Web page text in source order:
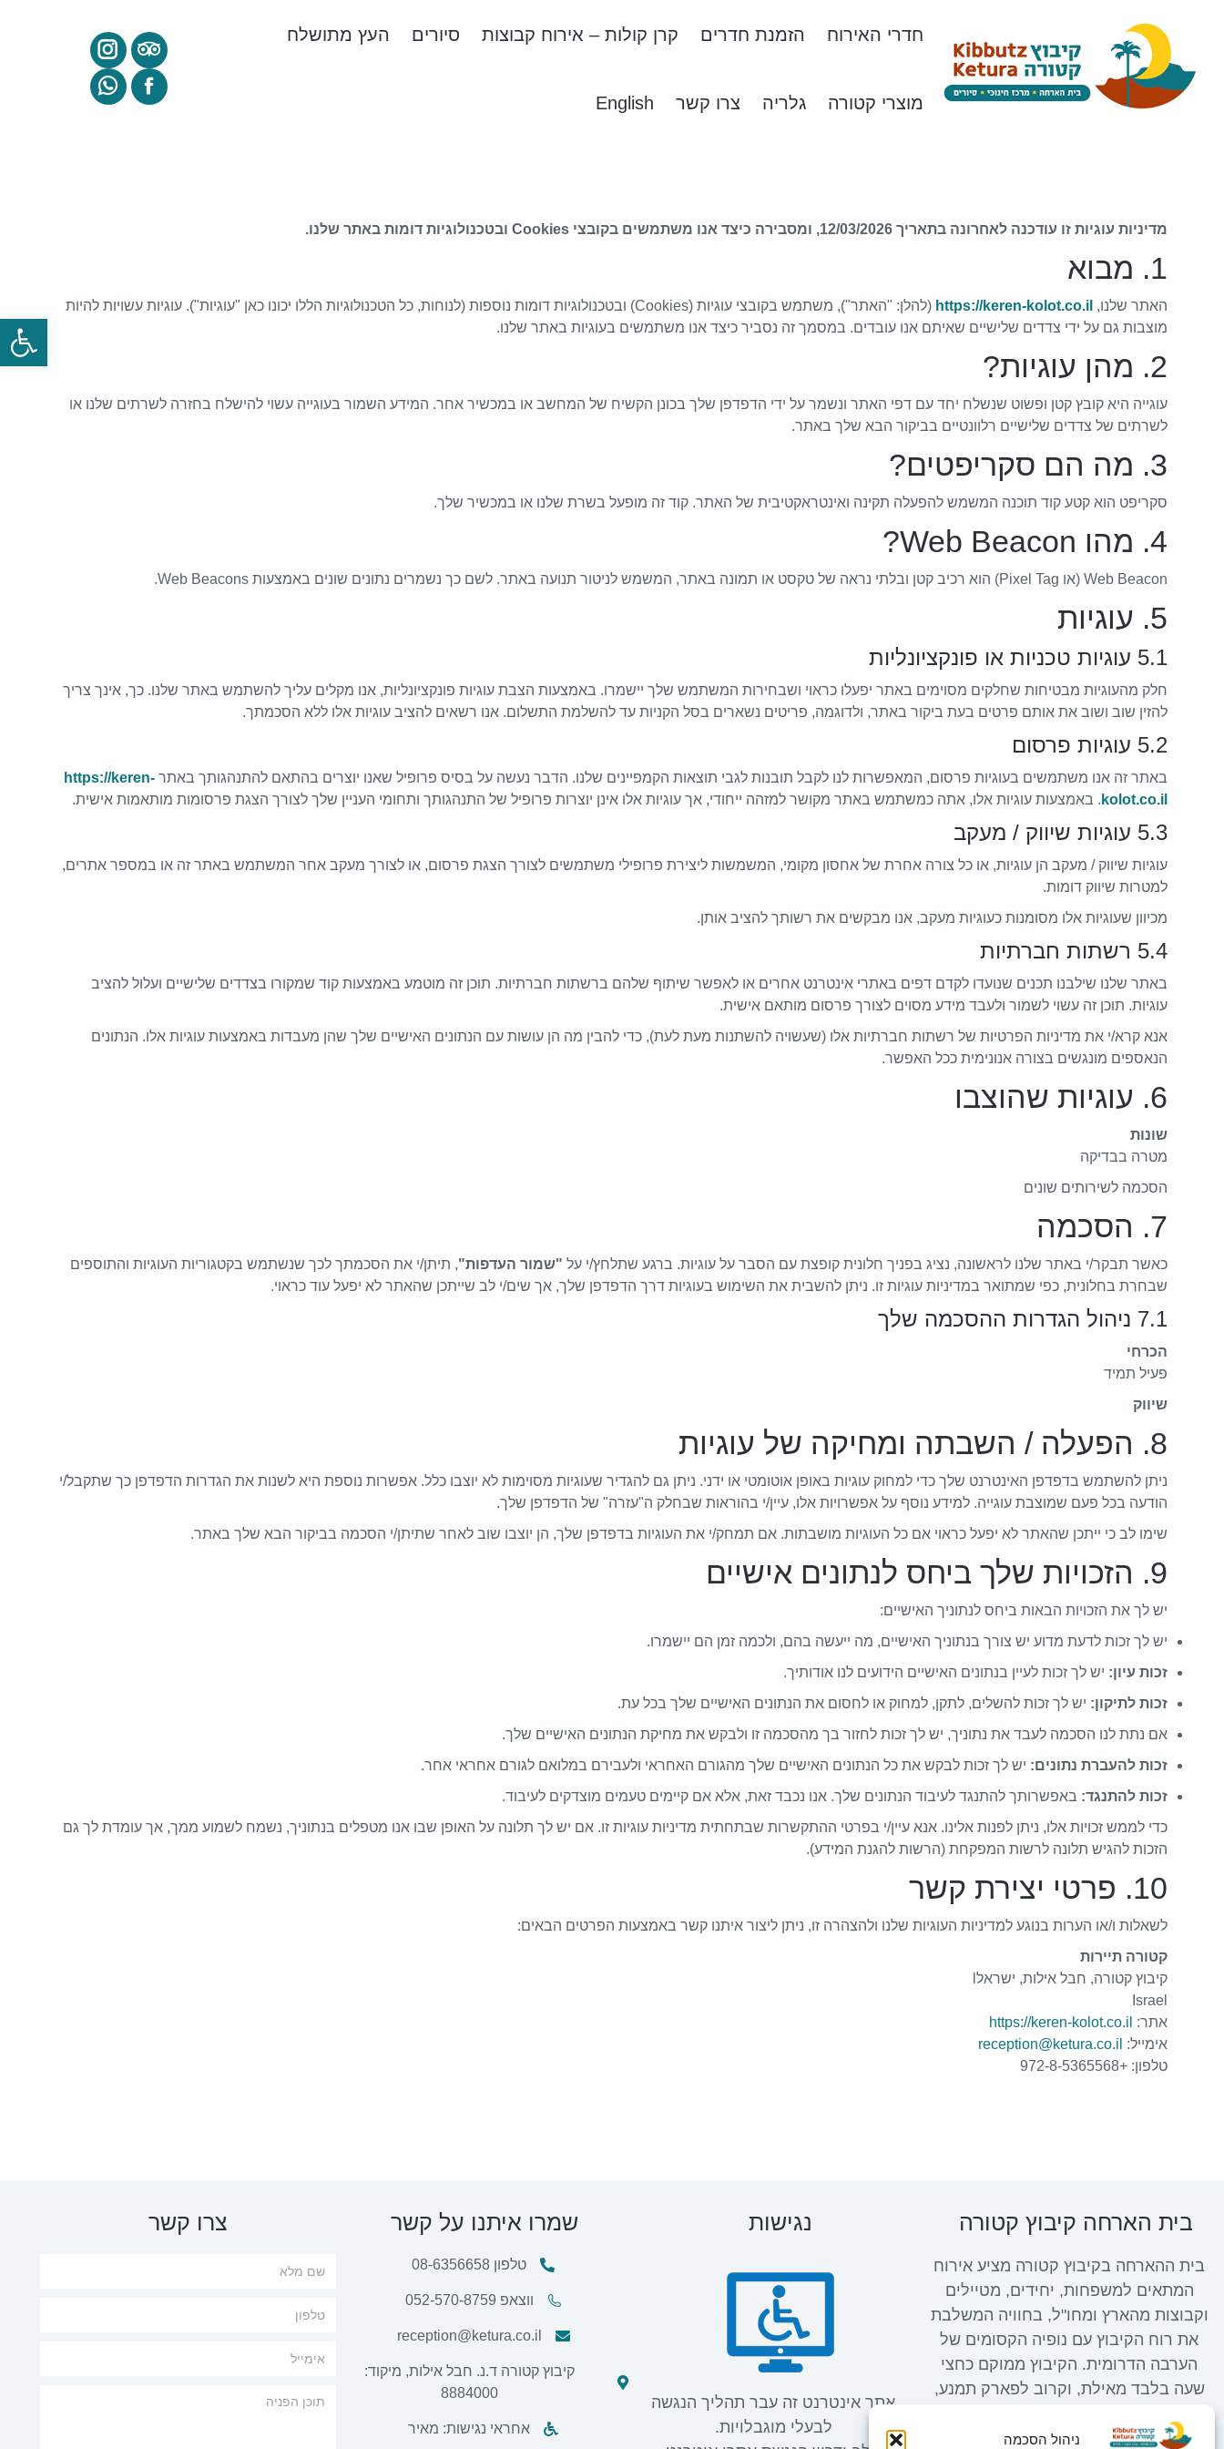
ניהול הסכמה
חדרי האירוח הזמנת חדרים קרן קולות – אירוח קבוצות סיורים העץ מתושלח
מוצרי קטורה גלריה צרו קשר English
מדיניות עוגיות זו עודכנה לאחרונה בתאריך 12/03/2026, ומסבירה כיצד אנו משתמשים בקובצי Cookies ובטכנולוגיות דומות באתר שלנו.
1. מבוא
האתר שלנו, https://keren-kolot.co.il
(להלן: "האתר"), משתמש בקובצי עוגיות (Cookies) ובטכנולוגיות דומות נוספות (לנוחות, כל הטכנולוגיות הללו יכונו כאן "עוגיות"). עוגיות עשויות להיות
מוצבות גם על ידי צדדים שלישיים שאיתם אנו עובדים. במסמך זה נסביר כיצד אנו משתמשים בעוגיות באתר שלנו.
2. מהן עוגיות?
עוגייה היא קובץ קטן ופשוט שנשלח יחד עם דפי האתר ונשמר על ידי הדפדפן שלך בכונן הקשיח של המחשב או במכשיר אחר. המידע השמור בעוגייה עשוי להישלח בחזרה לשרתים שלנו או
לשרתים של צדדים שלישיים רלוונטיים בביקור הבא שלך באתר.
3. מה הם סקריפטים?
סקריפט הוא קטע קוד תוכנה המשמש להפעלה תקינה ואינטראקטיבית של האתר. קוד זה מופעל בשרת שלנו או במכשיר שלך.
4. מהו Web Beacon?
Web Beacon (או Pixel Tag) הוא רכיב קטן ובלתי נראה של טקסט או תמונה באתר, המשמש לניטור תנועה באתר. לשם כך נשמרים נתונים שונים באמצעות Web Beacons.
5. עוגיות
5.1 עוגיות טכניות או פונקציונליות
חלק מהעוגיות מבטיחות שחלקים מסוימים באתר יפעלו כראוי ושבחירות המשתמש שלך יישמרו. באמצעות הצבת עוגיות פונקציונליות, אנו מקלים עליך להשתמש באתר שלנו. כך, אינך צריך
להזין שוב ושוב את אותם פרטים בעת ביקור באתר, ולדוגמה, פריטים נשארים בסל הקניות עד להשלמת התשלום. אנו רשאים להציב עוגיות אלו ללא הסכמתך.
5.2 עוגיות פרסום
באתר זה אנו משתמשים בעוגיות פרסום, המאפשרות לנו לקבל תובנות לגבי תוצאות הקמפיינים שלנו. הדבר נעשה על בסיס פרופיל שאנו יוצרים בהתאם להתנהגותך באתר https://keren-
kolot.co.il . באמצעות עוגיות אלו, אתה כמשתמש באתר מקושר למזהה ייחודי, אך עוגיות אלו אינן יוצרות פרופיל של התנהגותך ותחומי העניין שלך לצורך הצגת פרסומות מותאמות אישית.
5.3 עוגיות שיווק / מעקב
עוגיות שיווק / מעקב הן עוגיות, או כל צורה אחרת של אחסון מקומי, המשמשות ליצירת פרופילי משתמשים לצורך הצגת פרסום, או לצורך מעקב אחר המשתמש באתר זה או במספר אתרים,
למטרות שיווק דומות.
מכיוון שעוגיות אלו מסומנות כעוגיות מעקב, אנו מבקשים את רשותך להציב אותן.
5.4 רשתות חברתיות
באתר שלנו שילבנו תכנים שנועדו לקדם דפים באתרי אינטרנט אחרים או לאפשר שיתוף שלהם ברשתות חברתיות. תוכן זה מוטמע באמצעות קוד שמקורו בצדדים שלישיים ועלול להציב
עוגיות. תוכן זה עשוי לשמור ולעבד מידע מסוים לצורך פרסום מותאם אישית.
אנא קרא/י את מדיניות הפרטיות של רשתות חברתיות אלו (שעשויה להשתנות מעת לעת), כדי להבין מה הן עושות עם הנתונים האישיים שלך שהן מעבדות באמצעות עוגיות אלו. הנתונים
הנאספים מונגשים בצורה אנונימית ככל האפשר.
6. עוגיות שהוצבו
שונות
מטרה בבדיקה
הסכמה לשירותים שונים
7. הסכמה
כאשר תבקר/י באתר שלנו לראשונה, נציג בפניך חלונית קופצת עם הסבר על עוגיות. ברגע שתלחץ/י על "שמור העדפות", תיתן/י את הסכמתך לכך שנשתמש בקטגוריות העוגיות והתוספים
שבחרת בחלונית, כפי שמתואר במדיניות עוגיות זו. ניתן להשבית את השימוש בעוגיות דרך הדפדפן שלך, אך שים/י לב שייתכן שהאתר לא יפעל עוד כראוי.
7.1 ניהול הגדרות ההסכמה שלך
הכרחי
פעיל תמיד
שיווק
8. הפעלה / השבתה ומחיקה של עוגיות
ניתן להשתמש בדפדפן האינטרנט שלך כדי למחוק עוגיות באופן אוטומטי או ידני. ניתן גם להגדיר שעוגיות מסוימות לא יוצבו כלל. אפשרות נוספת היא לשנות את הגדרות הדפדפן כך שתקבל/י
הודעה בכל פעם שמוצבת עוגייה. למידע נוסף על אפשרויות אלו, עיין/י בהוראות שבחלק ה"עזרה" של הדפדפן שלך.
שימו לב כי ייתכן שהאתר לא יפעל כראוי אם כל העוגיות מושבתות. אם תמחק/י את העוגיות בדפדפן שלך, הן יוצבו שוב לאחר שתיתן/י הסכמה בביקור הבא שלך באתר.
9. הזכויות שלך ביחס לנתונים אישיים
יש לך את הזכויות הבאות ביחס לנתוניך האישיים:
יש לך זכות לדעת מדוע יש צורך בנתוניך האישיים, מה ייעשה בהם, ולכמה זמן הם יישמרו.
זכות עיון: יש לך זכות לעיין בנתונים האישיים הידועים לנו אודותיך.
זכות לתיקון: יש לך זכות להשלים, לתקן, למחוק או לחסום את הנתונים האישיים שלך בכל עת.
אם נתת לנו הסכמה לעבד את נתוניך, יש לך זכות לחזור בך מהסכמה זו ולבקש את מחיקת הנתונים האישיים שלך.
זכות להעברת נתונים: יש לך זכות לבקש את כל הנתונים האישיים שלך מהגורם האחראי ולעבירם במלואם לגורם אחראי אחר.
זכות להתנגד: באפשרותך להתנגד לעיבוד הנתונים שלך. אנו נכבד זאת, אלא אם קיימים טעמים מוצדקים לעיבוד.
כדי לממש זכויות אלו, ניתן לפנות אלינו. אנא עיין/י בפרטי ההתקשרות שבתחתית מדיניות עוגיות זו. אם יש לך תלונה על האופן שבו אנו מטפלים בנתוניך, נשמח לשמוע ממך, אך עומדת לך גם
הזכות להגיש תלונה לרשות המפקחת (הרשות להגנת המידע).
10. פרטי יצירת קשר
לשאלות ו/או הערות בנוגע למדיניות העוגיות שלנו ולהצהרה זו, ניתן ליצור איתנו קשר באמצעות הפרטים הבאים:
קטורה תיירות
קיבוץ קטורה, חבל אילות, ישראלl
Israel
אתר: https://keren-kolot.co.il
אימייל: reception@ketura.co.il
טלפון: +972-8-5365568
בית הארחה קיבוץ קטורה
בית ההארחה בקיבוץ קטורה מציע אירוח
המתאים למשפחות, יחידים, מטיילים
וקבוצות מהארץ ומחו"ל, בחוויה המשלבת
את רוח הקיבוץ עם נופיה הקסומים של
הערבה הדרומית. הקיבוץ ממוקם כחצי
שעה בלבד מאילת, וקרוב לפארק תמנע,
המתאימים לכל המשפחה בשמורות הרי
נגישות
אתר אינטרנט זה עבר תהליך הנגשה
לבעלי מוגבלויות.
שמרו איתנו על קשר
טלפון 08-6356658
ווצאפ 052-570-8759
reception@ketura.co.il
קיבוץ קטורה ד.נ. חבל אילות, מיקוד:
8884000
אחראי נגישות: מאיר
צרו קשר